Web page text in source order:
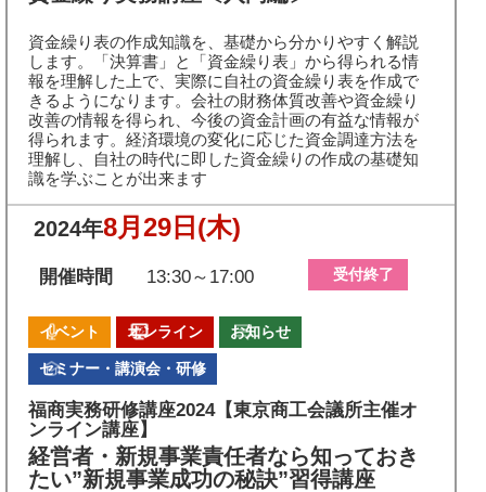
資金繰り表の作成知識を、基礎から分かりやすく解説
します。「決算書」と「資金繰り表」から得られる情
報を理解した上で、実際に自社の資金繰り表を作成で
きるようになります。会社の財務体質改善や資金繰り
改善の情報を得られ、今後の資金計画の有益な情報が
得られます。経済環境の変化に応じた資金調達方法を
理解し、自社の時代に即した資金繰りの作成の基礎知
識を学ぶことが出来ます
2024年8月29日 (木)
開催時間 13:30～17:00 受付終了
イベント オンライン お知らせ
セミナー・講演会・研修
福商実務研修講座2024【東京商工会議所主催オ
ンライン講座】
経営者・新規事業責任者なら知っておき
たい”新規事業成功の秘訣”習得講座